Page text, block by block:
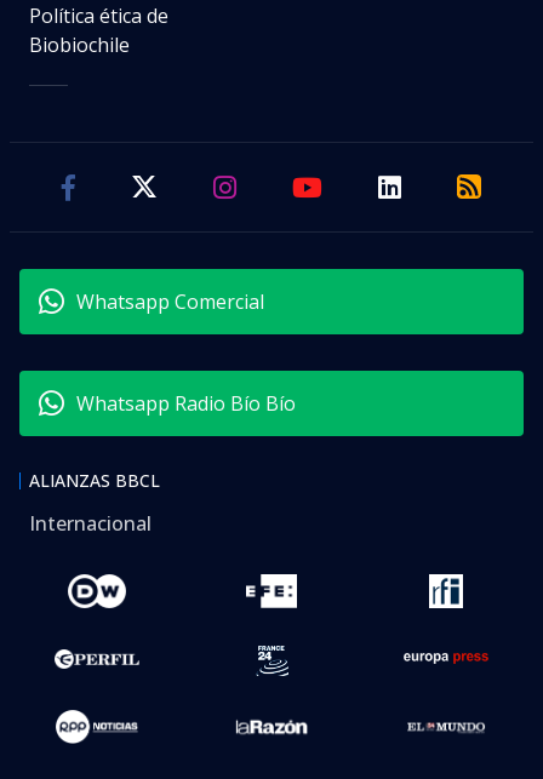
Política ética de
Biobiochile
Whatsapp Comercial
Whatsapp Radio Bío Bío
ALIANZAS BBCL
Internacional